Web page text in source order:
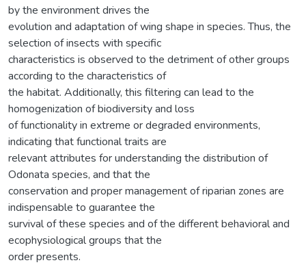
by the environment drives the
evolution and adaptation of wing shape in species. Thus, the
selection of insects with specific
characteristics is observed to the detriment of other groups
according to the characteristics of
the habitat. Additionally, this filtering can lead to the
homogenization of biodiversity and loss
of functionality in extreme or degraded environments,
indicating that functional traits are
relevant attributes for understanding the distribution of
Odonata species, and that the
conservation and proper management of riparian zones are
indispensable to guarantee the
survival of these species and of the different behavioral and
ecophysiological groups that the
order presents.